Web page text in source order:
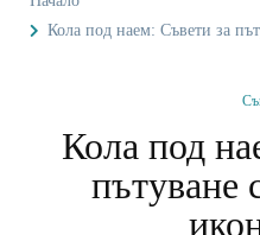
Кола под наем: Съвети за
Кола под
пътуване